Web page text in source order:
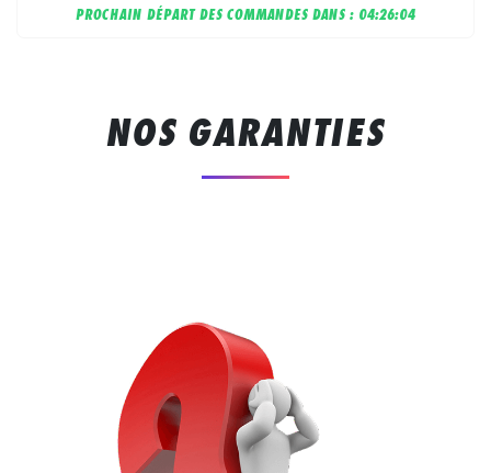
PROCHAIN DÉPART DES COMMANDES DANS : 04:26:03
NOS GARANTIES